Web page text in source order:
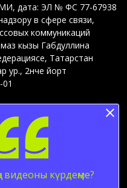
дата: ЭЛ № ФС 77-67938
в сфере связи,
коммуникаций
кызы Габдуллина
Татарстан
ур., 2нче йорт
для персонализации
сайтом. Использование
браузера.
видеоны күрдеңме?